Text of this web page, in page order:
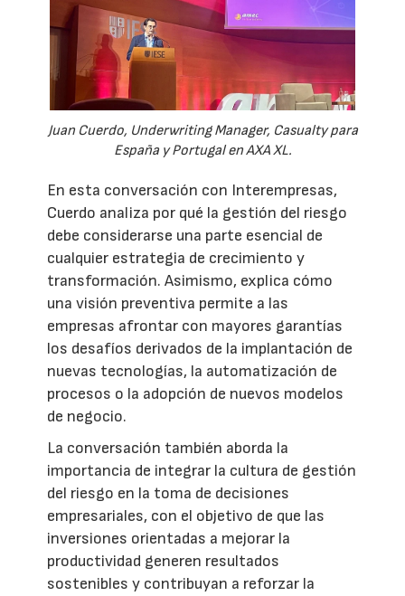
Juan Cuerdo, Underwriting Manager, Casualty para
España y Portugal en AXA XL.
En esta conversación con Interempresas,
Cuerdo analiza por qué la gestión del riesgo
debe considerarse una parte esencial de
cualquier estrategia de crecimiento y
transformación. Asimismo, explica cómo
una visión preventiva permite a las
empresas afrontar con mayores garantías
los desafíos derivados de la implantación de
nuevas tecnologías, la automatización de
procesos o la adopción de nuevos modelos
de negocio.
La conversación también aborda la
importancia de integrar la cultura de gestión
del riesgo en la toma de decisiones
empresariales, con el objetivo de que las
inversiones orientadas a mejorar la
productividad generen resultados
sostenibles y contribuyan a reforzar la